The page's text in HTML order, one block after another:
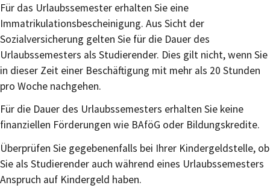
Für das Urlaubssemester erhalten Sie eine
Immatrikulationsbescheinigung. Aus Sicht der
Sozialversicherung gelten Sie für die Dauer des
Urlaubssemesters als Studierender. Dies gilt nicht, wenn Sie
in dieser Zeit einer Beschäftigung mit mehr als 20 Stunden
pro Woche nachgehen.
Für die Dauer des Urlaubssemesters erhalten Sie keine
finanziellen Förderungen wie BAföG oder Bildungskredite.
Überprüfen Sie gegebenenfalls bei Ihrer Kindergeldstelle, ob
Sie als Studierender auch während eines Urlaubssemesters
Anspruch auf Kindergeld haben.